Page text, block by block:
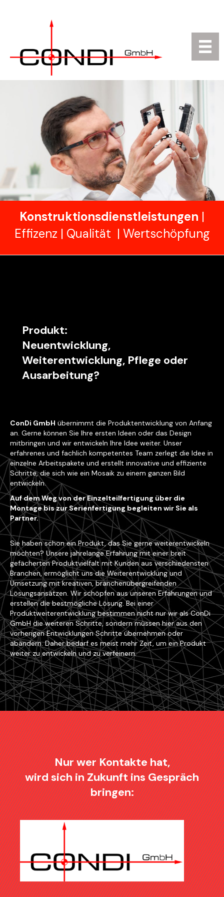
Konstruktionsdienstleistungen |
Effizenz | Qualität | Wertschöpfung
Produkt:
Neuentwicklung,
Weiterentwicklung, Pflege oder
Ausarbeitung?
ConDi GmbH übernimmt die Produktentwicklung von Anfang
an. Gerne können Sie Ihre ersten Ideen oder das Design
mitbringen und wir entwickeln Ihre Idee weiter. Unser
erfahrenes und fachlich kompetentes Team zerlegt die Idee in
einzelne Arbeitspakete und erstellt innovative und effiziente
Schritte, die sich wie ein Mosaik zu einem ganzen Bild
entwickeln.
Auf dem Weg von der Einzelteilfertigung über die
Montage bis zur Serienfertigung begleiten wir Sie als
Partner.
Sie haben schon ein Produkt, das Sie gerne weiterentwickeln
möchten? Unsere jahrelange Erfahrung mit einer breit
gefächerten Produktvielfalt mit Kunden aus verschiedensten
Branchen, ermöglicht uns die Weiterentwicklung und
Umsetzung mit kreativen, branchenübergreifenden
Lösungsansätzen. Wir schöpfen aus unseren Erfahrungen und
erstellen die bestmögliche Lösung. Bei einer
Produktweiterentwicklung bestimmen nicht nur wir als ConDi
GmbH die weiteren Schritte, sondern müssen hier aus den
vorherigen Entwicklungen Schritte übernehmen oder
abändern. Daher bedarf es meist mehr Zeit, um ein Produkt
weiter zu entwickeln und zu verfeinern.
Nur wer Kontakte hat,
wird sich in Zukunft ins Gespräch
bringen: